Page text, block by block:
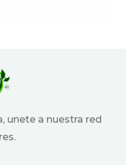
unete a nuestra red